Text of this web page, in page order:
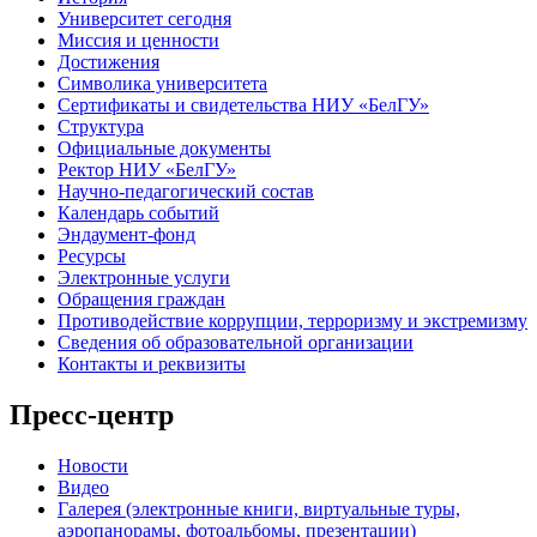
Университет сегодня
Миссия и ценности
Достижения
Символика университета
Сертификаты и свидетельства НИУ «БелГУ»
Структура
Официальные документы
Ректор НИУ «БелГУ»
Научно-педагогический состав
Календарь событий
Эндаумент-фонд
Ресурсы
Электронные услуги
Обращения граждан
Противодействие коррупции, терроризму и экстремизму
Сведения об образовательной организации
Контакты и реквизиты
Пресс-центр
Новости
Видео
Галерея (электронные книги, виртуальные туры,
аэропанорамы, фотоальбомы, презентации)